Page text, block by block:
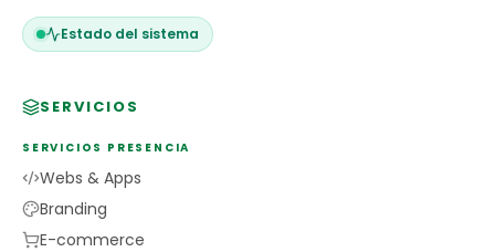
Estado del sistema
SERVICIOS
SERVICIOS PRESENCIA
Webs & Apps
Branding
E-commerce